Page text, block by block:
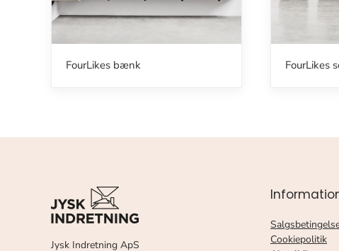
FourLikes bænk FourLikes
Jysk Indretning ApS
Cookiepolitik